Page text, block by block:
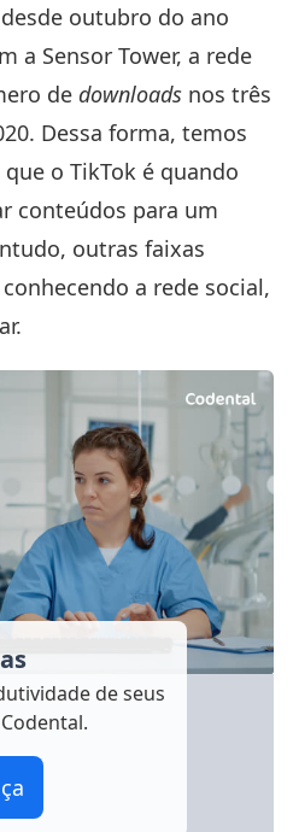
desde outubro do ano
a Sensor Tower, a rede
de downloads nos três
Dessa forma, temos
o TikTok é quando
conteúdos para um
outras faixas
a rede social,
de seus